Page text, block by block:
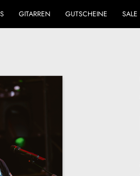
GITARREN GUTSCHEINE SALE